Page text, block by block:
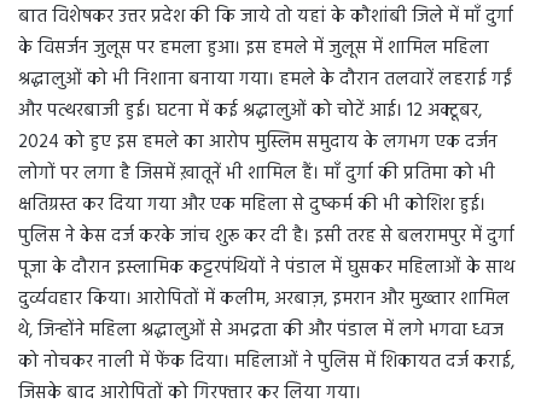
बात विशेषकर उत्तर प्रदेश की कि जाये तो यहां के कौशांबी जिले में माँ दुर्गा
के विसर्जन जुलूस पर हमला हुआ। इस हमले में जुलूस में शामिल महिला
श्रद्धालुओं को भी निशाना बनाया गया। हमले के दौरान तलवारें लहराई गईं
और पत्थरबाजी हुई। घटना में कई श्रद्धालुओं को चोटें आई। 12 अक्टूबर,
2024 को हुए इस हमले का आरोप मुस्लिम समुदाय के लगभग एक दर्जन
लोगों पर लगा है जिसमें ख़ातूनें भी शामिल हैं। माँ दुर्गा की प्रतिमा को भी
क्षतिग्रस्त कर दिया गया और एक महिला से दुष्कर्म की भी कोशिश हुई।
पुलिस ने केस दर्ज करके जांच शुरू कर दी है। इसी तरह से बलरामपुर में दुर्गा
पूजा के दौरान इस्लामिक कट्टरपंथियों ने पंडाल में घुसकर महिलाओं के साथ
दुर्व्यवहार किया। आरोपितों में कलीम, अरबाज़, इमरान और मुख़्तार शामिल
थे, जिन्होंने महिला श्रद्धालुओं से अभद्रता की और पंडाल में लगे भगवा ध्वज
को नोचकर नाली में फेंक दिया। महिलाओं ने पुलिस में शिकायत दर्ज कराई,
जिसके बाद आरोपितों को गिरफ्तार कर लिया गया।